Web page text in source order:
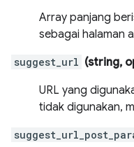
Array panjang
sebagai halaman
suggest_url (string,
URL yang
tidak digunakan,